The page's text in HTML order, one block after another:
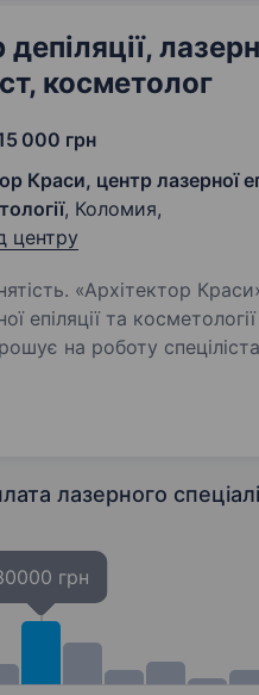
косметолог
000 грн
Краси, центр лазерної
, Коломия,
центру
Краси» —
епіляції та косметології
на роботу спеціліста
Також
лазерного
грн